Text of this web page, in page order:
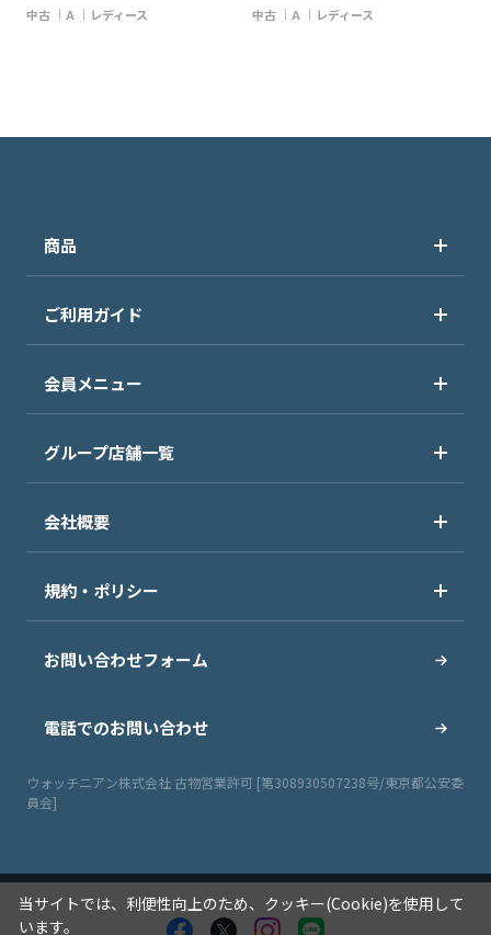
中古 A レディース 中古 A レディース
商品
ご利用ガイド
会員メニュー
グループ店舗一覧
会社概要
規約・ポリシー
お問い合わせフォーム
電話でのお問い合わせ
ウォッチニアン株式会社 古物営業許可 [第308930507238号/東京都公安委
員会]
当サイトでは、利便性向上のため、クッキー(Cookie)を使用して
います。